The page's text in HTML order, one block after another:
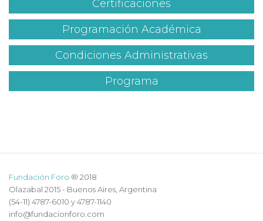
Certificaciones
Programación Académica
Condiciones Administrativas
Programa
Fundación Foro ® 2018
Olazabal 2015 - Buenos Aires, Argentina
(54-11) 4787-6010 y 4787-1140
info@fundacionforo.com